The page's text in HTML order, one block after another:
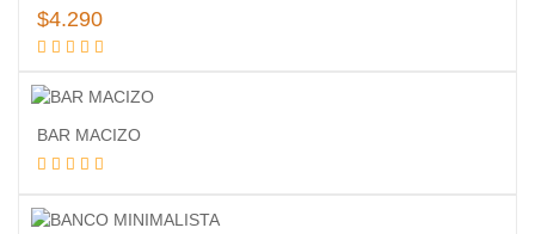
$4.290
BAR MACIZO